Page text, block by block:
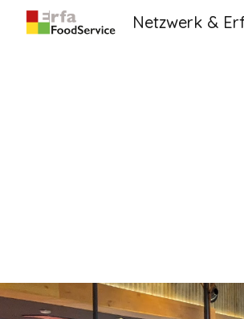
Netzwerk &